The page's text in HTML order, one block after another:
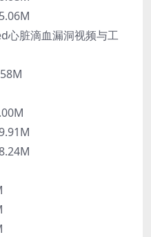
脏滴血漏洞视频与工